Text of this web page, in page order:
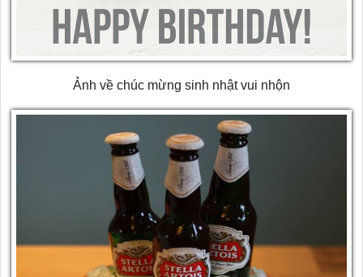
Ảnh về chúc mừng sinh nhật vui nhộn